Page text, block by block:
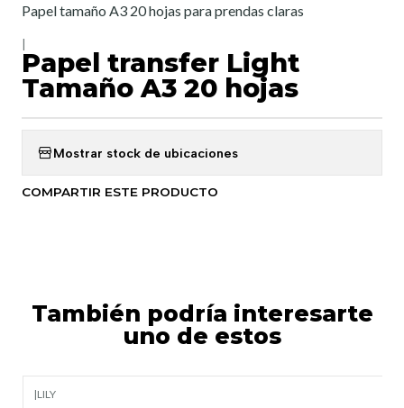
Papel tamaño A3 20 hojas para prendas claras
Papel transfer Light
Tamaño A3 20 hojas
Mostrar stock de ubicaciones
COMPARTIR ESTE PRODUCTO
También podría interesarte
uno de estos
|LILY